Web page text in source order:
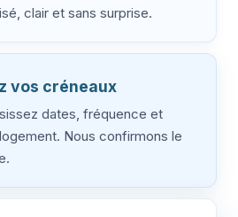
clair et sans surprise.
vos créneaux
dates, fréquence et
Nous confirmons le